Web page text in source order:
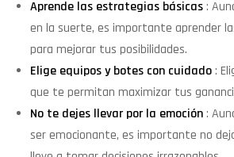
Aprende las estrategias básicas:
en la suerte, es importante aprender
para mejorar tus posibilidades.
Elige equipos y botes con cuidado:
que te permitan maximizar tus
No te dejes llevar por la emoción:
ser emocionante, es importante no